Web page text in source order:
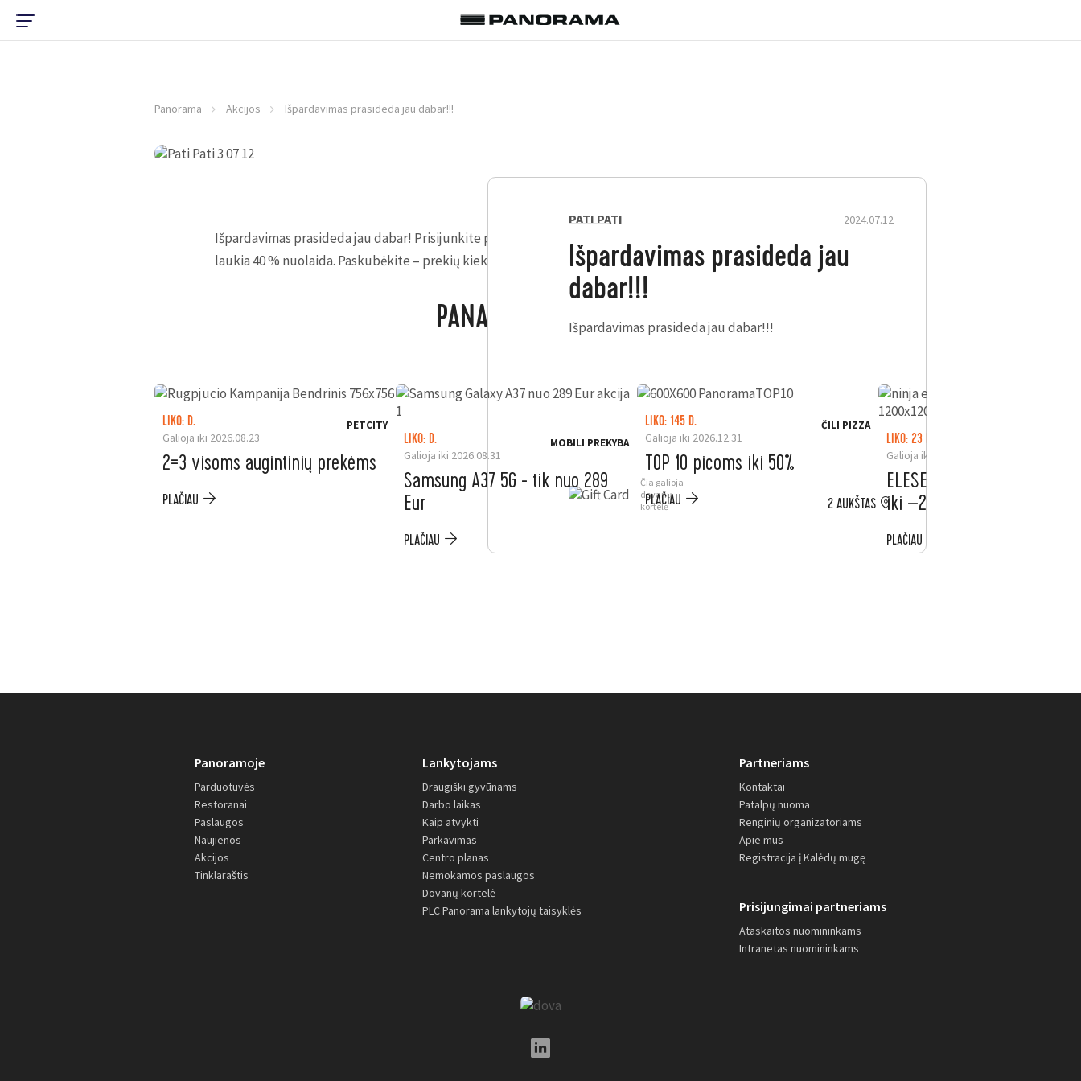
Panorama Akcijos Išpardavimas prasideda jau dabar!!!
PATI PATI 2024.07.12
Išpardavimas prasideda jau
dabar!!!
Išpardavimas prasideda jau dabar!!!
Čia galioja
dovanų
kortelė
2 AUKŠTAS
Išpardavimas prasideda jau dabar! Prisijunkite prie mūsų ir gaukite prieigą prie išankstinio išpardavimo – jūsų
laukia 40 % nuolaida. Paskubėkite – prekių kiekis ribotas!
PANAŠŪS PASIŪLYMAI
LIKO: D.
Galioja iki 2026.08.23
PETCITY
2=3 visoms augintinių prekėms
PLAČIAU
LIKO: D.
Galioja iki 2026.08.31
MOBILI PREKYBA
Samsung A37 5G - tik nuo 289
Eur
PLAČIAU
LIKO: 145 D.
Galioja iki 2026.12.31
ČILI PIZZA
TOP 10 picoms iki 50%
PLAČIAU
LIKO: 23 D.
Galioja iki 2026.08.31
ELESEN. Ninja kavos
iki –200 €
PLAČIAU
Panoramoje
Parduotuvės
Restoranai
Paslaugos
Naujienos
Akcijos
Tinklaraštis
Lankytojams
Draugiški gyvūnams
Darbo laikas
Kaip atvykti
Parkavimas
Centro planas
Nemokamos paslaugos
Dovanų kortelė
PLC Panorama lankytojų taisyklės
Partneriams
Kontaktai
Patalpų nuoma
Renginių organizatoriams
Apie mus
Registracija į Kalėdų mugę
Prisijungimai partneriams
Ataskaitos nuomininkams
Intranetas nuomininkams